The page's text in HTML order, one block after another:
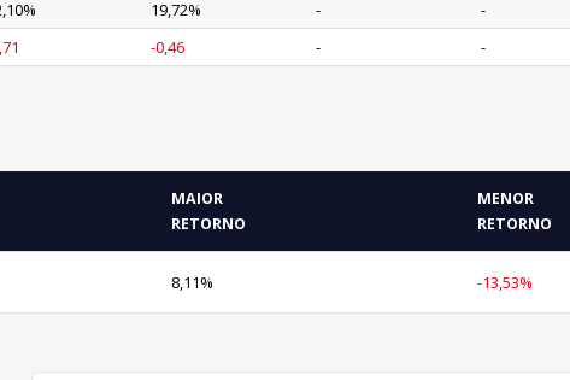
19,72% - -
-0,46 - -
MAIOR
RETORNO
MENOR
RETORNO
8,11% -13,53%